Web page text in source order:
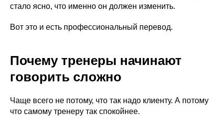
стало ясно, что именно он должен изменить.
Вот это и есть профессиональный перевод.
Почему тренеры начинают
говорить сложно
Чаще всего не потому, что так надо клиенту. А потому
что самому тренеру так спокойнее.